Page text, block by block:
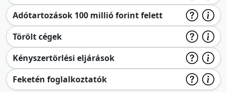
Adótartozások 100 millió forint felett
Törölt cégek
Kényszertörlési eljárások
Feketén foglalkoztatók